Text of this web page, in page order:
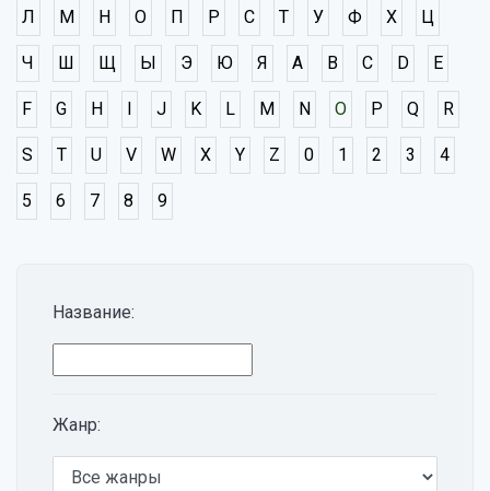
Название:
Жанр:
Л М Н О П Р С Т У Ф Х Ц
Ч Ш Щ Ы Э Ю Я A B C D E
F G H I J K L M N O P Q R
S T U V W X Y Z 0 1 2 3 4
5 6 7 8 9